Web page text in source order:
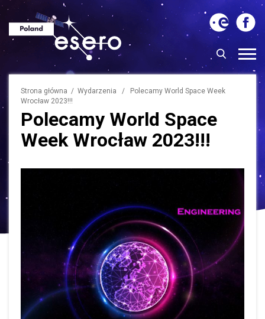
Strona główna / Wydarzenia / Polecamy World Space Week
Wrocław 2023!!!
Polecamy World Space
Week Wrocław 2023!!!